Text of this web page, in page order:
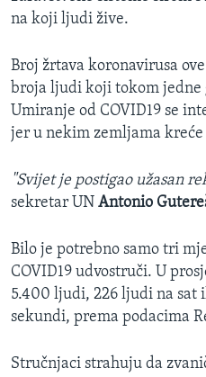
na koji ljudi žive.
Broj žrtava koronavirusa
broja ljudi koji tokom jedne
Umiranje od COVID19 se
jer u nekim zemljama
"Svijet je postigao užasan
sekretar UN Antonio
Bilo je potrebno samo tri
COVID19 udvostruči. U
5.400 ljudi, 226 ljudi na sat
sekundi, prema podacima
Stručnjaci strahuju da